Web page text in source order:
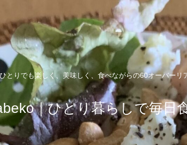
ひとりでも楽しく、美味しく、食べながらの60オーバーリ
｜ひとり暮らしで毎日